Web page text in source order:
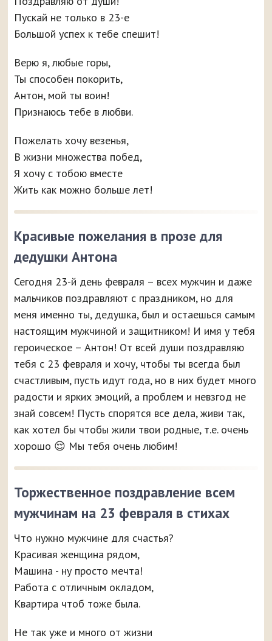
Пускай не только в 23-е
Большой успех к тебе спешит!
Верю я, любые горы,
Ты способен покорить,
Антон, мой ты воин!
Признаюсь тебе в любви.
Пожелать хочу везенья,
В жизни множества побед,
Я хочу с тобою вместе
Жить как можно больше лет!
Красивые пожелания в прозе для
дедушки Антона
Сегодня 23-й день февраля – всех мужчин и даже
мальчиков поздравляют с праздником, но для
меня именно ты, дедушка, был и остаешься самым
настоящим мужчиной и защитником! И имя у тебя
героическое – Антон! От всей души поздравляю
тебя с 23 февраля и хочу, чтобы ты всегда был
счастливым, пусть идут года, но в них будет много
радости и ярких эмоций, а проблем и невзгод не
знай совсем! Пусть спорятся все дела, живи так,
как хотел бы чтобы жили твои родные, т.е. очень
хорошо 😌 Мы тебя очень любим!
Торжественное поздравление всем
мужчинам на 23 февраля в стихах
Что нужно мужчине для счастья?
Красивая женщина рядом,
Машина - ну просто мечта!
Работа с отличным окладом,
Квартира чтоб тоже была.
Не так уже и много от жизни